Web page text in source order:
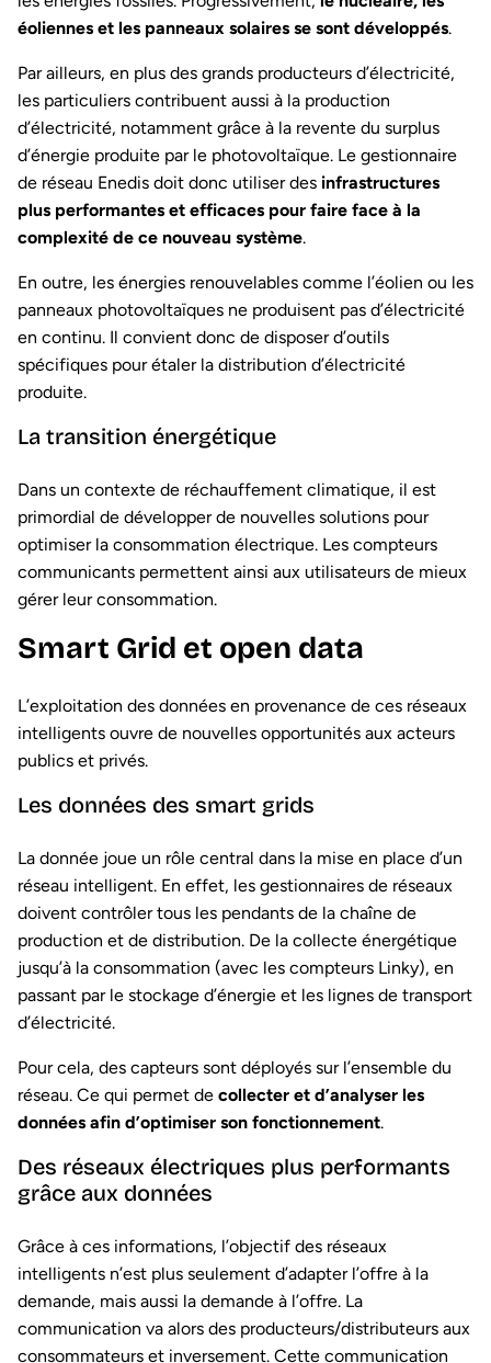
éoliennes et les panneaux solaires se sont développés.
Par ailleurs, en plus des grands producteurs d’électricité,
les particuliers contribuent aussi à la production
d’électricité, notamment grâce à la revente du surplus
d’énergie produite par le photovoltaïque. Le gestionnaire
de réseau Enedis doit donc utiliser des infrastructures
plus performantes et efficaces pour faire face à la
complexité de ce nouveau système.
En outre, les énergies renouvelables comme l’éolien ou les
panneaux photovoltaïques ne produisent pas d’électricité
en continu. Il convient donc de disposer d’outils
spécifiques pour étaler la distribution d’électricité
produite.
La transition énergétique
Dans un contexte de réchauffement climatique, il est
primordial de développer de nouvelles solutions pour
optimiser la consommation électrique. Les compteurs
communicants permettent ainsi aux utilisateurs de mieux
gérer leur consommation.
Smart Grid et open data
L’exploitation des données en provenance de ces réseaux
intelligents ouvre de nouvelles opportunités aux acteurs
publics et privés.
Les données des smart grids
La donnée joue un rôle central dans la mise en place d’un
réseau intelligent. En effet, les gestionnaires de réseaux
doivent contrôler tous les pendants de la chaîne de
production et de distribution. De la collecte énergétique
jusqu’à la consommation (avec les compteurs Linky), en
passant par le stockage d’énergie et les lignes de transport
d’électricité.
Pour cela, des capteurs sont déployés sur l’ensemble du
réseau. Ce qui permet de collecter et d’analyser les
données afin d’optimiser son fonctionnement.
Des réseaux électriques plus performants
grâce aux données
Grâce à ces informations, l’objectif des réseaux
intelligents n’est plus seulement d’adapter l’offre à la
demande, mais aussi la demande à l’offre. La
communication va alors des producteurs/distributeurs aux
consommateurs et inversement. Cette communication